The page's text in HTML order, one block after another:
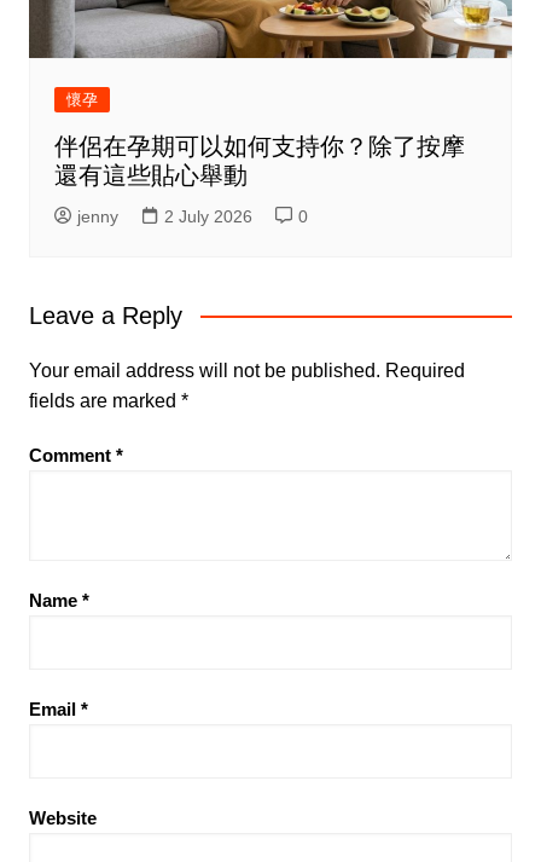
懷孕
伴侶在孕期可以如何支持你？除了按摩
還有這些貼心舉動
jenny 2 July 2026 0
Leave a Reply
Your email address will not be published. Required
fields are marked *
Comment *
Name *
Email *
Website